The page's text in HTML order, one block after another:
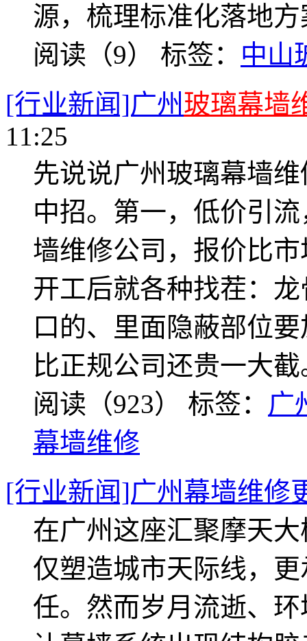
源，梳理标准化落地方
阅读（9） 标签： 中山
[行业新闻]广州 玻璃幕墙
11:25
先说说广州玻璃幕墙
中招。第一，低价引
墙维修公司，报价比
开工后就各种找茬：
口的、里面隐蔽部位
比正规公司还贵一大截
阅读（923） 标签： 广
幕墙维修
[行业新闻]广州幕墙维修
在广州这座汇聚摩天
仅塑造城市天际线，
任。然而岁月流逝、